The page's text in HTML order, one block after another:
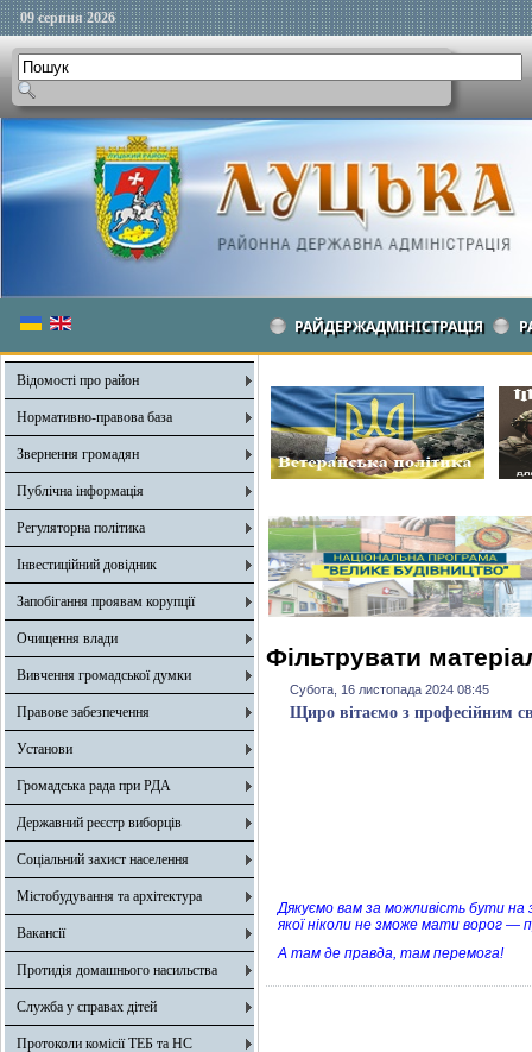
09 серпня 2026
РАЙДЕРЖАДМІНІСТРАЦІЯ
Відомості про район
Нормативно-правова база
Звернення громадян
Публічна інформація
Регуляторна політика
Інвестиційний довідник
Запобігання проявам корупції
Очищення влади
Вивчення громадської думки
Правове забезпечення
Установи
Громадська рада при РДА
Державний реєстр виборців
Соціальний захист населення
Містобудування та архітектура
Вакансії
Протидія домашнього насильства
Служба у справах дітей
Протоколи комісії ТЕБ та НС
Фільтрувати
Субота, 16 листопада 2024 08:45
Щиро вітаємо з професійним
Дякуємо вам за можливість бути на
якої ніколи не зможе мати ворог —
А там де правда, там перемога!